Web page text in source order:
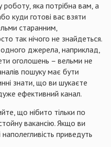
яка потрібна вам, а
куди готові вас взяти
старанним,
так нічого не знайдеться.
джерела, наприклад,
оголошень – вельми не
пошуку має бути
знати, що ви шукаєте
ефективний канал.
що нібито тільки по
вакансію. Якщо ви
наполегливість приведуть